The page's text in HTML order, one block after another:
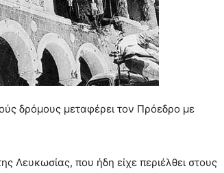
δρόμους μεταφέρει τον Πρόεδρο με
Λευκωσίας, που ήδη είχε περιέλθει στους